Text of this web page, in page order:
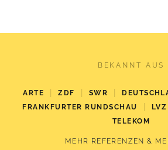
BEKANNT AUS
ARTE ZDF SWR
FRANKFURTER RUNDSCHAU LVZ
TELEKOM
MEHR REFERENZEN &